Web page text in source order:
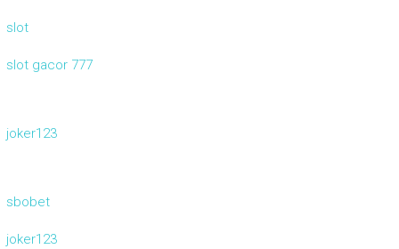
slot
slot gacor 777
joker123
sbobet
joker123